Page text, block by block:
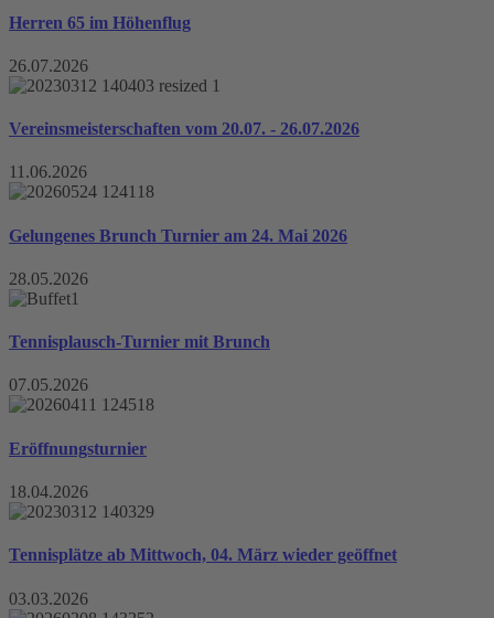
Herren 65 im Höhenflug
26.07.2026
Vereinsmeisterschaften vom 20.07. - 26.07.2026
11.06.2026
Gelungenes Brunch Turnier am 24. Mai 2026
28.05.2026
Tennisplausch-Turnier mit Brunch
07.05.2026
Eröffnungsturnier
18.04.2026
Tennisplätze ab Mittwoch, 04. März wieder geöffnet
03.03.2026